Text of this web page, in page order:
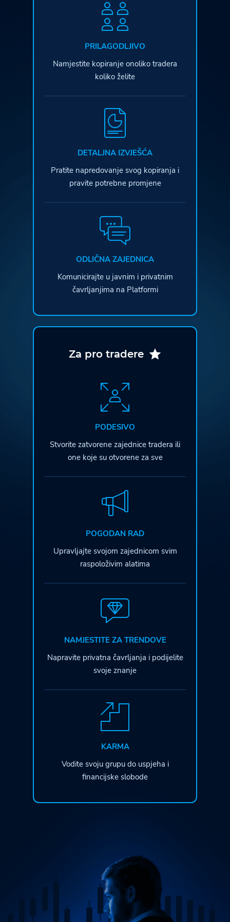
PRILAGODLJIVO
Namjestite kopiranje onoliko tradera
koliko želite
DETALJNA IZVJEŠĆA
Pratite napredovanje svog kopiranja i
pravite potrebne promjene
ODLIČNA ZAJEDNICA
Komunicirajte u javnim i privatnim
čavrljanjima na Platformi
Za pro tradere
PODESIVO
Stvorite zatvorene zajednice tradera ili
one koje su otvorene za sve
POGODAN RAD
Upravljajte svojom zajednicom svim
raspoloživim alatima
NAMJESTITE ZA TRENDOVE
Napravite privatna čavrljanja i podijelite
svoje znanje
KARMA
Vodite svoju grupu do uspjeha i
financijske slobode